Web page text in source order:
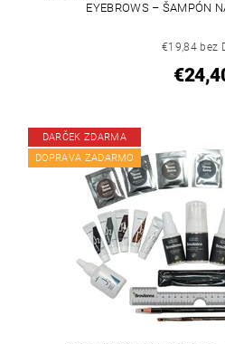
EYEBROWS – ŠAMPÓN
€19,84 bez
DARČEK ZDARMA
DOPRAVA ZADARMO